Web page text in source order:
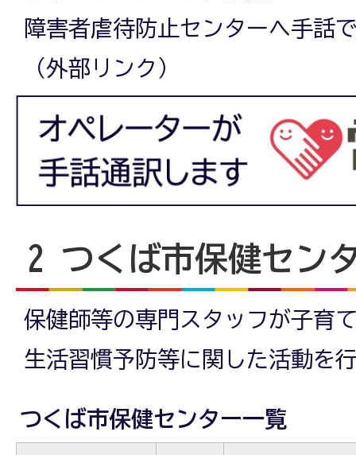
障害者虐待防止センターへ手話
（外部リンク）
2 つくば市保健セン
保健師等の専門スタッフが子育
生活習慣予防等に関した活動を
つくば市保健センター一覧